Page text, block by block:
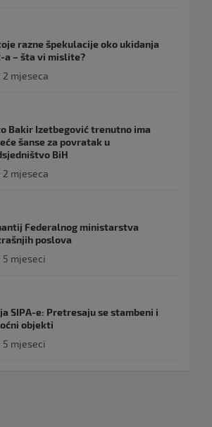
razne špekulacije oko ukidanja
a – šta vi mislite?
2 mjeseca
Bakir Izetbegović trenutno ima
šanse za povratak u
BiH
2 mjeseca
Federalnog ministarstva
poslova
5 mjeseci
SIPA-e: Pretresaju se stambeni i
objekti
5 mjeseci